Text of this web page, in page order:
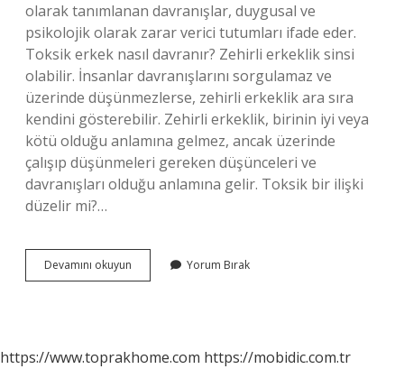
olarak tanımlanan davranışlar, duygusal ve
psikolojik olarak zarar verici tutumları ifade eder.
Toksik erkek nasıl davranır? Zehirli erkeklik sinsi
olabilir. İnsanlar davranışlarını sorgulamaz ve
üzerinde düşünmezlerse, zehirli erkeklik ara sıra
kendini gösterebilir. Zehirli erkeklik, birinin iyi veya
kötü olduğu anlamına gelmez, ancak üzerinde
çalışıp düşünmeleri gereken düşünceleri ve
davranışları olduğu anlamına gelir. Toksik bir ilişki
düzelir mi?…
Devamını okuyun
Toksik
Yorum Bırak
https://www.toprakhome.com https://mobidic.com.tr